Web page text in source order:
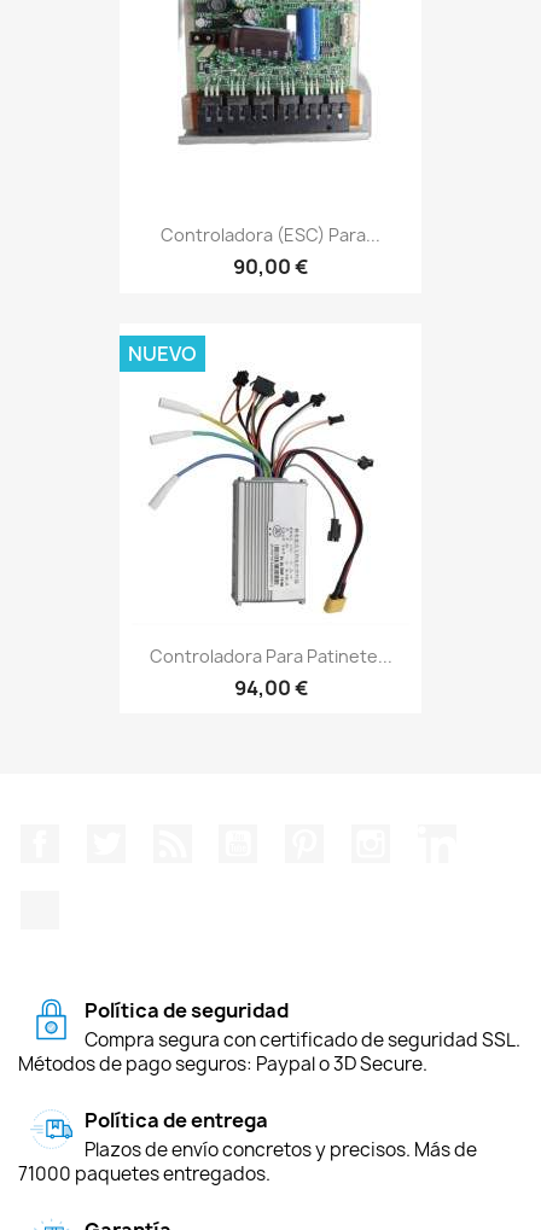
Controladora (ESC) Para...
90,00 €
Controladora Para Patinete...
94,00 €
NUEVO
Política de seguridad
Compra segura con certificado de seguridad SSL.
Métodos de pago seguros: Paypal o 3D Secure.
Política de entrega
Plazos de envío concretos y precisos. Más de
71000 paquetes entregados.